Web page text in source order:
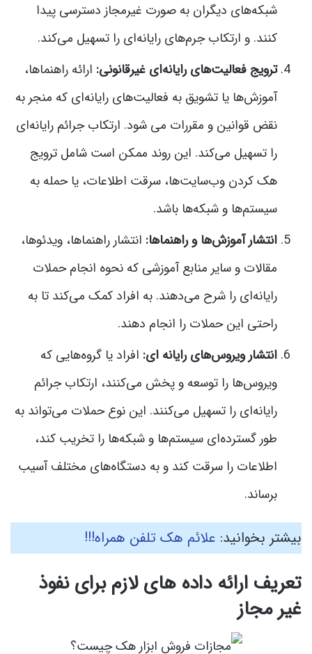
شبکه‌های دیگران به صورت غیرمجاز دسترسی پیدا
کنند. و ارتکاب جرم‌های رایانه‌ای را تسهیل می‌کند.
ترویج فعالیت‌های رایانه‌ای غیرقانونی: ارائه راهنماها،
آموزش‌ها یا تشویق به فعالیت‌های رایانه‌ای که منجر به
نقض قوانین و مقررات می شود. ارتکاب جرائم رایانه‌ای
را تسهیل می‌کند. این روند ممکن است شامل ترویج
هک کردن وب‌سایت‌ها، سرقت اطلاعات، یا حمله به
سیستم‌ها و شبکه‌ها باشد.
انتشار آموزش‌ها و راهنماها: انتشار راهنماها، ویدئوها،
مقالات و سایر منابع آموزشی که نحوه انجام حملات
رایانه‌ای را شرح می‌دهند. به افراد کمک می‌کند تا به
راحتی این حملات را انجام دهند.
انتشار ویروس‌های رایانه ای: افراد یا گروه‌هایی که
ویروس‌ها را توسعه و پخش می‌کنند، ارتکاب جرائم
رایانه‌ای را تسهیل می‌کنند. این نوع حملات می‌تواند به
طور گسترده‌ای سیستم‌ها و شبکه‌ها را تخریب کند،
اطلاعات را سرقت کند و به دستگاه‌های مختلف آسیب
برساند.
بیشتر بخوانید: علائم هک تلفن همراه!!!
تعریف ارائه داده های لازم برای نفوذ
غیر مجاز